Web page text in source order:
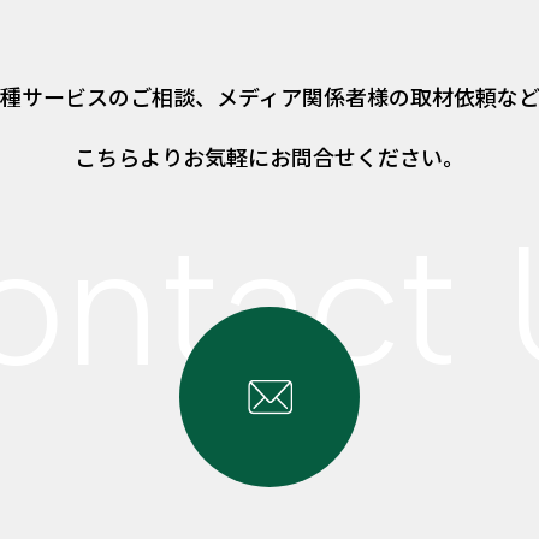
サービスのご相談、 メディア関係者様の取材依頼な
こちらよりお気軽にお問合せください。